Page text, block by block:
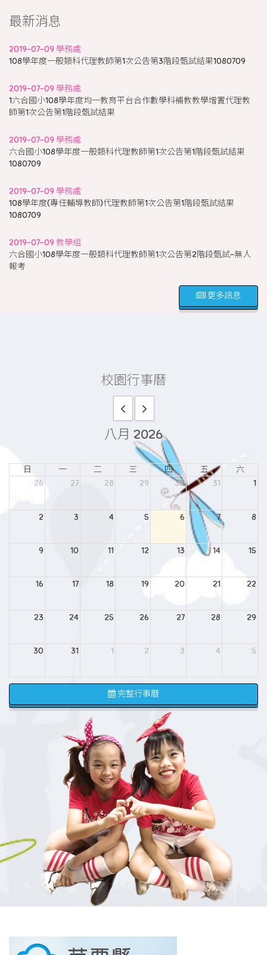
最新消息
2019-07-09 學務處
108學年度一般類科代理教師第1次公告第3階段甄試結果1080709
2019-07-09 學務處
1六合國小108學年度均一教育平台合作數學科補教教學增置代理教
師第1次公告第1階段甄試結果
2019-07-09 學務處
六合國小108學年度一般類科代理教師第1次公告第1階段甄試結果
1080709
2019-07-09 學務處
108學年度(專任輔導教師)代理教師第1次公告第1階段甄試結果
1080709
2019-07-09 教學組
六合國小108學年度一般類科代理教師第1次公告第2階段甄試-無人
報考
更多訊息
校園行事曆
八月 2026
日 一 二 三 四 五
六
26
27 28 29 30 31 1
2 3 4 5 6 7 8
9 10 11 12 13 14 15
16 17 18 19 20 21 22
23 24 25 26 27 28 29
30 31 1 2 3 4 5
完整行事曆